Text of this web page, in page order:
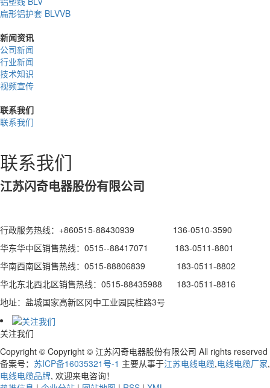
扁形铝护套 BLVVB
新闻资讯
公司新闻
行业新闻
技术知识
视频宣传
联系我们
联系我们
联系我们
江苏闪奇电器股份有限公司
行政服务热线：+860515-88430939 136-0510-3590
华东华中区销售热线：0515--88417071 183-0511-8801
华南西南区销售热线：0515-88806839 183-0511-8802
华北东北西北区销售热线：0515-88435988 183-0511-8816
地址：盐城国家高新区冈中工业园民桂路3号
关注我们
Copyright © Copyright © 江苏闪奇电器股份有限公司 All rights reserved
备案号： 苏ICP备16035321号-1 主要从事于江苏电线电缆,电线电缆厂家,
电线电缆品牌, 欢迎来电咨询！